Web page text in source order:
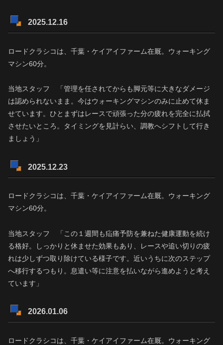
2025.12.16
ロードクラシコは、千葉・ケイアイファーム在厩。ウォーキング
マシン60分。
当地スタッフ 「管理を任されてからも脚元等に大きなダメージ
は認められないまま。今はウォーキングマシンのみに止めて休ま
せています。ひとまずはレースで頑張った分の疲れを完全に払拭
させたいところ。タイミングを見計らい、調教へシフトして行き
ましょう」
2025.12.23
ロードクラシコは、千葉・ケイアイファーム在厩。ウォーキング
マシン60分。
当地スタッフ 「この１週間も疝痛予防を兼ねた健康運動を続け
る格好。しっかりと休ませた効果もあり、レースや追い切りの疲
れは少しずつ取り除けている様子です。近いうちに次のステップ
へ移行するつもり。息遣い等に注意を払いながら進めようと考え
ています」
2026.01.06
ロードクラシコは、千葉・ケイアイファーム在厩。ウォーキング